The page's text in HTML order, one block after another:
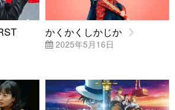
かくかくしかじか
2025年5月16日